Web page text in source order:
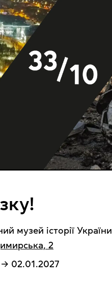
музей історії України
2
02.01.2027